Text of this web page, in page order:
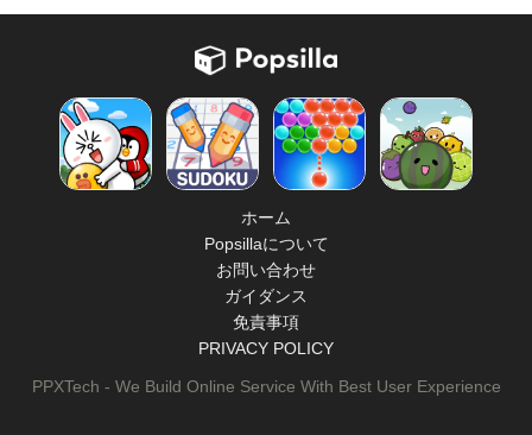
ホーム
Popsillaについて
お問い合わせ
ガイダンス
免責事項
PRIVACY POLICY
PPXTech - We Build Online Service With Best User Experience